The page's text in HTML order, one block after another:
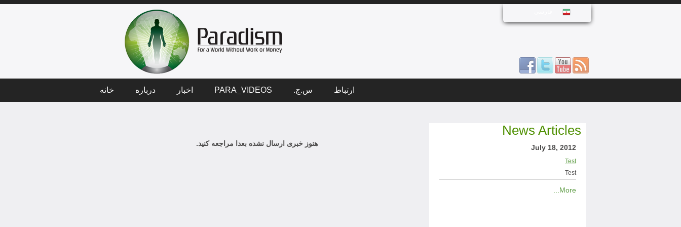
خانه درباره اخبار PARA_VIDEOS س.ج. ارتباط
هنوز خبری ارسال نشده بعدا مراجعه کنید.
News Articles
July 18, 2012
Test
Test
More...